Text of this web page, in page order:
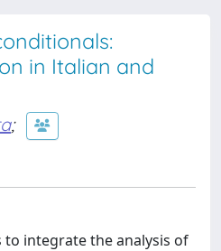
in Italian and
;
to integrate the analysis of